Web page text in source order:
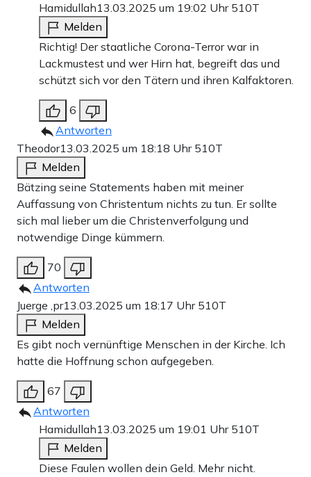
Hamidullah13.03.2025 um 19:02 Uhr 510T
Melden
Richtig! Der staatliche Corona-Terror war in
Lackmustest und wer Hirn hat, begreift das und
schützt sich vor den Tätern und ihren Kalfaktoren.
6
Antworten
Theodor13.03.2025 um 18:18 Uhr 510T
Melden
Bätzing seine Statements haben mit meiner
Auffassung von Christentum nichts zu tun. Er sollte
sich mal lieber um die Christenverfolgung und
notwendige Dinge kümmern.
70
Antworten
Juerge ,pr13.03.2025 um 18:17 Uhr 510T
Melden
Es gibt noch vernünftige Menschen in der Kirche. Ich
hatte die Hoffnung schon aufgegeben.
67
Antworten
Hamidullah13.03.2025 um 19:01 Uhr 510T
Melden
Diese Faulen wollen dein Geld. Mehr nicht.